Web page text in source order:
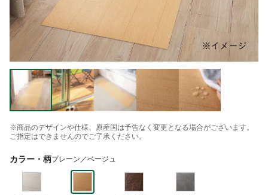
※商品のデザインや仕様、原産国は予告なく変更となる場合がございます。
ご指定はできませんのでご了承ください。
カラー・柄プレーン／ベージュ